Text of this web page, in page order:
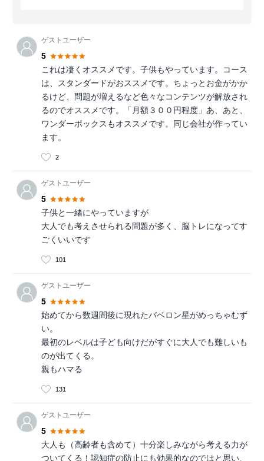
ゲストユーザー
5
これは凄くオススメです。子供もやっています。コース
は、スタンダードがおススメです。ちょっとお金がかか
るけど、問題が増えるなど色々なコンテンツが解放され
るのでオススメです。「月額３００円程度」あ、あと、
ワンダーボックスもオススメです。同じ会社が作ってい
ます。
2
ゲストユーザー
5
子供と一緒にやっていますが
大人でも考えさせられる問題が多く、脳トレになってす
ごくいいです
101
ゲストユーザー
5
始めてから数週間後に現れたバベロン星がめっちゃむず
い。
最初のレベルは子ども向けだがすぐに大人でも難しいも
のが出てくる。
親もハマる
131
ゲストユーザー
5
大人も（高齢者も含めて）十分楽しみながら考える力が
ついてくる！認知症の防止にも効果的なのではと思い、